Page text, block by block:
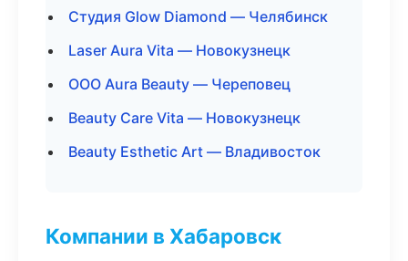
Студия Glow Diamond — Челябинск
Laser Aura Vita — Новокузнецк
ООО Aura Beauty — Череповец
Beauty Care Vita — Новокузнецк
Beauty Esthetic Art — Владивосток
Компании в Хабаровск